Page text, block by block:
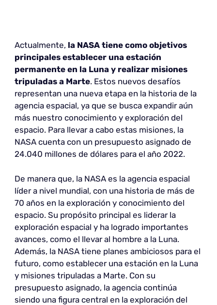
Actualmente, la NASA tiene como objetivos
principales establecer una estación
permanente en la Luna y realizar misiones
tripuladas a Marte. Estos nuevos desafíos
representan una nueva etapa en la historia de la
agencia espacial, ya que se busca expandir aún
más nuestro conocimiento y exploración del
espacio. Para llevar a cabo estas misiones, la
NASA cuenta con un presupuesto asignado de
24.040 millones de dólares para el año 2022.
De manera que, la NASA es la agencia espacial
líder a nivel mundial, con una historia de más de
70 años en la exploración y conocimiento del
espacio. Su propósito principal es liderar la
exploración espacial y ha logrado importantes
avances, como el llevar al hombre a la Luna.
Además, la NASA tiene planes ambiciosos para el
futuro, como establecer una estación en la Luna
y misiones tripuladas a Marte. Con su
presupuesto asignado, la agencia continúa
siendo una figura central en la exploración del